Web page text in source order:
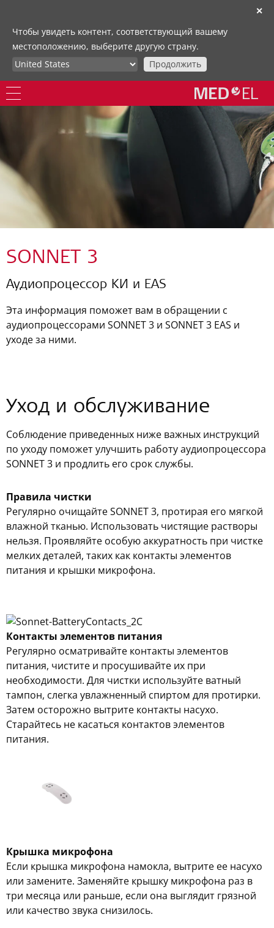
✕
Чтобы увидеть контент, соответствующий вашему
местоположению, выберите другую страну.
Продолжить
SONNET 3
Аудиопроцессор КИ и EAS
Эта информация поможет вам в обращении с
аудиопроцессорами SONNET 3 и SONNET 3 EAS и
уходе за ними.
Уход и обслуживание
Соблюдение приведенных ниже важных инструкций
по уходу поможет улучшить работу аудиопроцессора
SONNET 3 и продлить его срок службы.
Правила чистки
Регулярно очищайте SONNET 3, протирая его мягкой
влажной тканью. Использовать чистящие растворы
нельзя. Проявляйте особую аккуратность при чистке
мелких деталей, таких как контакты элементов
питания и крышки микрофона.
Контакты элементов питания
Регулярно осматривайте контакты элементов
питания, чистите и просушивайте их при
необходимости. Для чистки используйте ватный
тампон, слегка увлажненный спиртом для протирки.
Затем осторожно вытрите контакты насухо.
Старайтесь не касаться контактов элементов
питания.
Крышка микрофона
Если крышка микрофона намокла, вытрите ее насухо
или замените. Заменяйте крышку микрофона раз в
три месяца или раньше, если она выглядит грязной
или качество звука снизилось.